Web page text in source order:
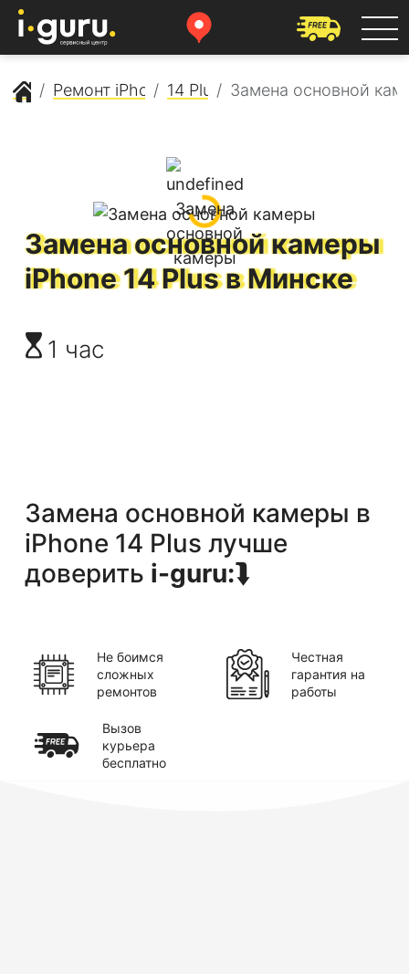
Сервисный центр Apple
Ремонт iPhone 14 Plus Замена основной
Замена основной камеры
iPhone 14 Plusв Минске
1 час
Замена основной камеры в
iPhone 14 Plus лучше
доверить i-guru:⮯
Не боимся
сложных
ремонтов
Честная
гарантия на
работы
Вызов
курьера
бесплатно